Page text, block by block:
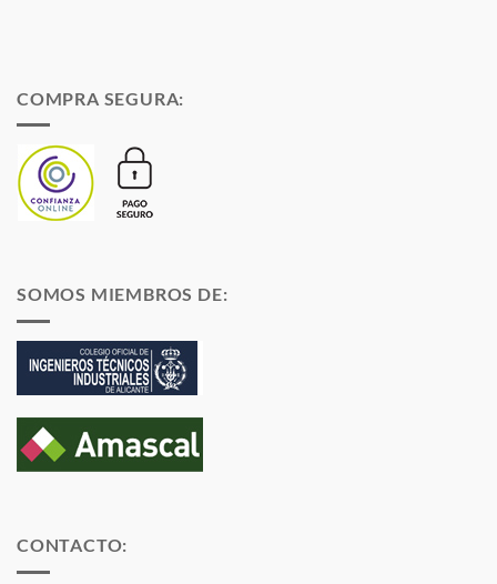
COMPRA SEGURA:
SOMOS MIEMBROS DE:
CONTACTO: